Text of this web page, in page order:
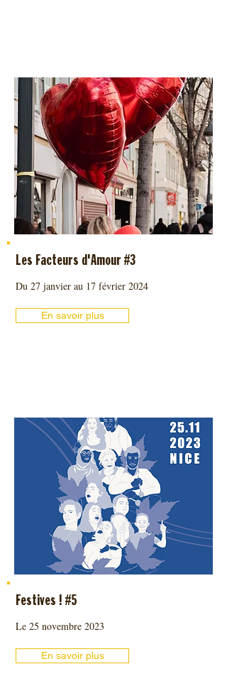
Les Facteurs d'Amour #3
Du 27 janvier au 17 février 2024
En savoir plus
Festives ! #5
Le 25 novembre 2023
En savoir plus